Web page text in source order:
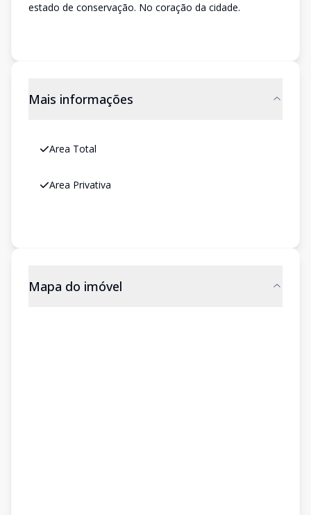
estado de conservação. No coração da cidade.
Mais informações
Area Total
Area Privativa
Mapa do imóvel